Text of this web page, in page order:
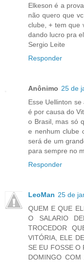
Elkeson é a
não quero que
clube, + tem que
dando lucro pra
Sergio Leite
Responder
Anônimo 25 de
Esse Uellinton
é por causa do
o Brasil, mas só
e nenhum clube
será de um
para sempre no
Responder
LeoMan 25 de
QUEM E QUE
O SALARIO
TROCEDOR
VITÓRIA, ELE
SE EU FOSSE O
DOMINGO COM